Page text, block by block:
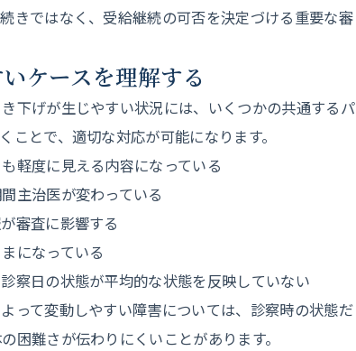
きではなく、受給継続の可否を決定づける重要な審
ケースを理解する
下げが生じやすい状況には、いくつかの共通するパ
ことで、適切な対応が可能になります。
軽度に見える内容になっている
主治医が変わっている
審査に影響する
になっている
察日の状態が平均的な状態を反映していない
って変動しやすい障害については、診察時の状態だ
困難さが伝わりにくいことがあります。